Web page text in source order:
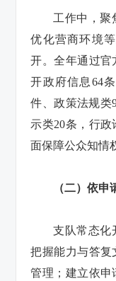
工作中，聚
优化营商环境
开。全年通过官
开政府信息64
件、政策法规类
示类20条，行政
面保障公众知情
（二）依申
支队常态化
把握能力与答复
管理；建立依申